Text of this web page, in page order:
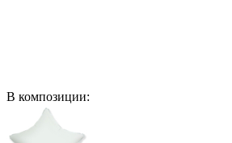
В композиции: